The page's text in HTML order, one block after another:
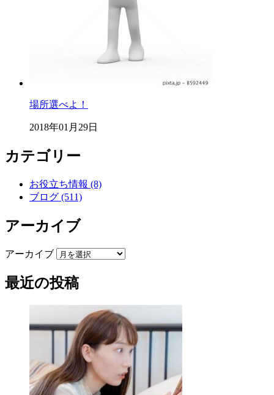
場所選べよ！
2018年01月29日
カテゴリー
お役立ち情報 (8)
ブログ (511)
アーカイブ
アーカイブ
最近の投稿